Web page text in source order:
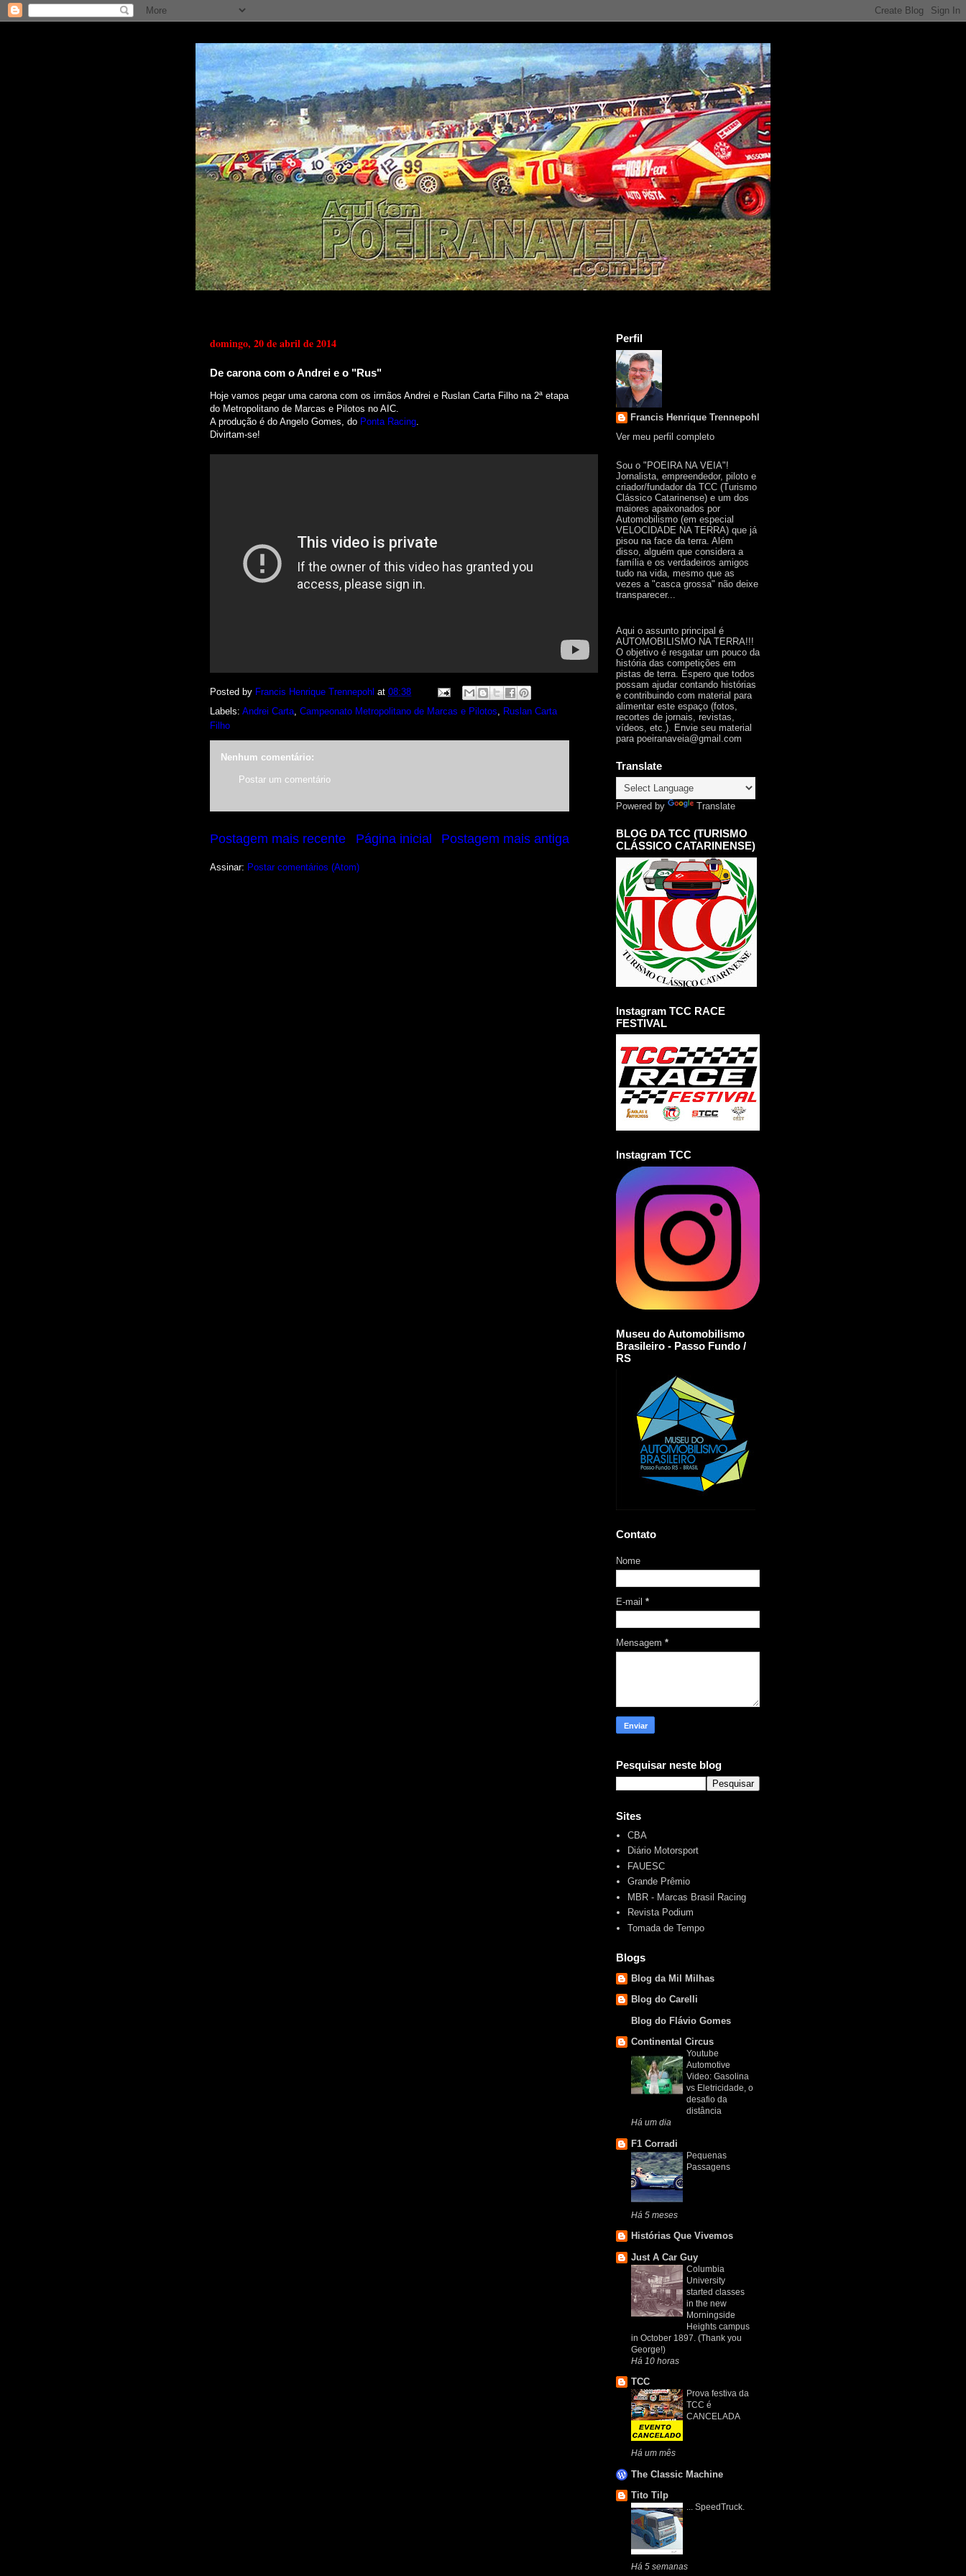
domingo, 20 de abril de 2014
De carona com o Andrei e o "Rus"
Hoje vamos pegar uma carona com os irmãos Andrei e Ruslan Carta Filho na 2ª etapa
do Metropolitano de Marcas e Pilotos no AIC.
A produção é do Angelo Gomes, do Ponta Racing.
Divirtam-se!
Posted by Francis Henrique Trennepohl at 08:38
Labels: Andrei Carta, Campeonato Metropolitano de Marcas e Pilotos, Ruslan Carta
Filho
Nenhum comentário:
Postar um comentário
Postagem mais recente Postagem mais antiga
Página inicial
Assinar: Postar comentários (Atom)
Perfil
Francis Henrique Trennepohl
Ver meu perfil completo
Sou o "POEIRA NA VEIA"!
Jornalista, empreendedor, piloto e
criador/fundador da TCC (Turismo
Clássico Catarinense) e um dos
maiores apaixonados por
Automobilismo (em especial
VELOCIDADE NA TERRA) que já
pisou na face da terra. Além
disso, alguém que considera a
família e os verdadeiros amigos
tudo na vida, mesmo que as
vezes a "casca grossa" não deixe
transparecer...
Aqui o assunto principal é
AUTOMOBILISMO NA TERRA!!!
O objetivo é resgatar um pouco da
história das competições em
pistas de terra. Espero que todos
possam ajudar contando histórias
e contribuindo com material para
alimentar este espaço (fotos,
recortes de jornais, revistas,
vídeos, etc.). Envie seu material
para poeiranaveia@gmail.com
Translate
Powered by Translate
BLOG DA TCC (TURISMO
CLÁSSICO CATARINENSE)
Instagram TCC RACE
FESTIVAL
Instagram TCC
Museu do Automobilismo
Brasileiro - Passo Fundo /
RS
Contato
Nome
E-mail *
Mensagem *
Pesquisar neste blog
Sites
CBA
Diário Motorsport
FAUESC
Grande Prêmio
MBR - Marcas Brasil Racing
Revista Podium
Tomada de Tempo
Blogs
Blog da Mil Milhas
Blog do Carelli
Blog do Flávio Gomes
Continental Circus
Youtube
Automotive
Video: Gasolina
vs Eletricidade, o
desafio da
distância
Há um dia
F1 Corradi
Pequenas
Passagens
Há 5 meses
Histórias Que Vivemos
Just A Car Guy
Columbia
University
started classes
in the new
Morningside
Heights campus
in October 1897. (Thank you
George!)
Há 10 horas
TCC
Prova festiva da
TCC é
CANCELADA
Há um mês
The Classic Machine
Tito Tilp
... SpeedTruck.
Há 5 semanas